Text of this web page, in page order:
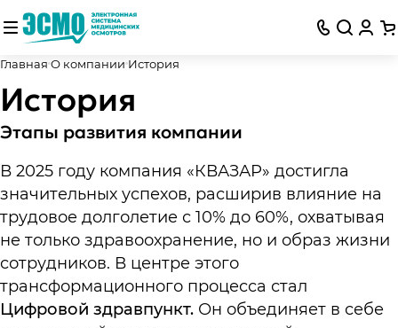
Главная О компании История
История
Этапы развития компании
В 2025 году компания «КВАЗАР» достигла
значительных успехов, расширив влияние на
трудовое долголетие с 10% до 60%, охватывая
не только здравоохранение, но и образ жизни
сотрудников. В центре этого
трансформационного процесса стал
Цифровой здравпункт. Он объединяет в себе